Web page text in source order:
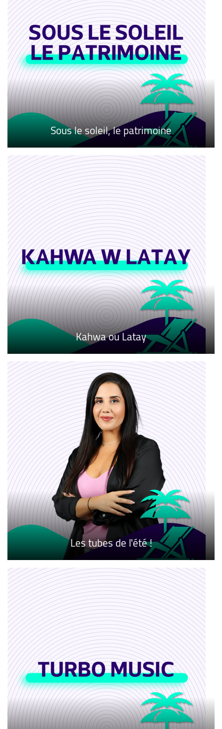
Sous le soleil, le patrimoine
Kahwa ou Latay
Les tubes de l'été !